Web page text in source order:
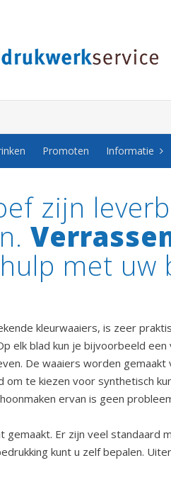
Promoten Informatie
zijn
hulp met uw
kleurwaaiers, is zeer
elk blad kun je bijvoorbeeld
De waaiers worden
om te kiezen voor synthetisch
ervan is geen
Er zijn veel standaard
kunt u zelf bepalen.